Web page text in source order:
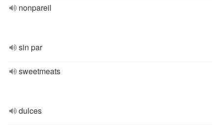
nonpareil
sin par
sweetmeats
dulces